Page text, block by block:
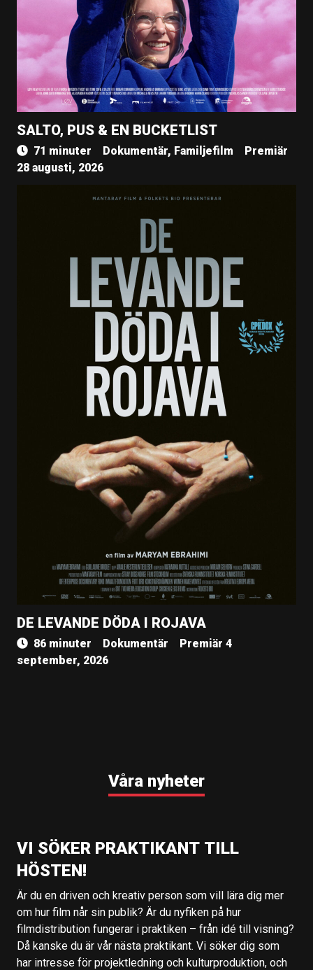
SALTO, PUS & EN BUCKETLIST
71 minuter Dokumentär, Familjefilm
Premiär
28 augusti, 2026
DE LEVANDE DÖDA I ROJAVA
86 minuter Dokumentär
Premiär 4
september, 2026
Våra nyheter
VI SÖKER PRAKTIKANT TILL
HÖSTEN!
Är du en driven och kreativ person som vill lära dig mer
om hur film når sin publik? Är du nyfiken på hur
filmdistribution fungerar i praktiken – från idé till visning?
Då kanske du är vår nästa praktikant. Vi söker dig som
har intresse för projektledning och kulturproduktion, och